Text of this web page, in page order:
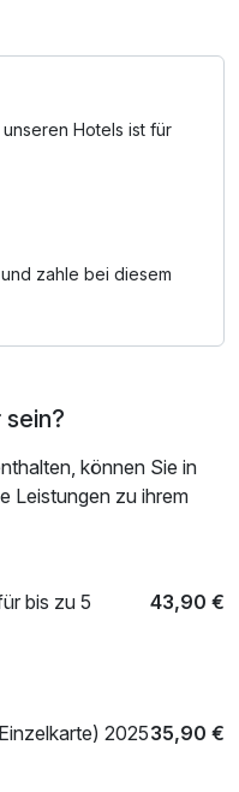
und Musicalangeboten
2016 begrüßt die Stadt
zugleich als neues
und das angrenzende
zum Weltkulturerbe
Hotels ist für
zahle bei diesem
können Sie in
Leistungen zu ihrem
bis zu 5
43,90 €
202535,90 €